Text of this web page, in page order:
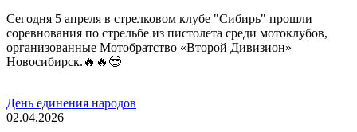
Сегодня 5 апреля в стрелковом клубе "Сибирь" прошли
соревнования по стрельбе из пистолета среди мотоклубов,
организованные Мотобратство «Второй Дивизион»
Новосибирск.🔥🔥😎
День единения народов
02.04.2026